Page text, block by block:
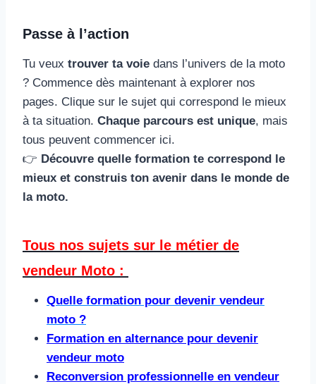
Passe à l’action
Tu veux trouver ta voie dans l’univers de la moto
? Commence dès maintenant à explorer nos
pages. Clique sur le sujet qui correspond le mieux
à ta situation. Chaque parcours est unique, mais
tous peuvent commencer ici.
👉 Découvre quelle formation te correspond le
mieux et construis ton avenir dans le monde de
la moto.
Tous nos sujets sur le métier de
vendeur Moto :
Quelle formation pour devenir vendeur
moto ?
Formation en alternance pour devenir
vendeur moto
Reconversion professionnelle en vendeur